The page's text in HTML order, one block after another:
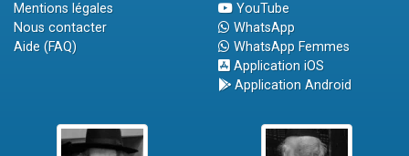
Mentions légales
Nous contacter
Aide (FAQ)
YouTube
WhatsApp
WhatsApp Femmes
Application iOS
Application Android